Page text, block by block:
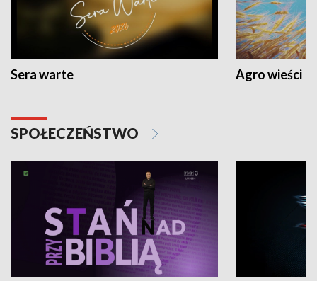
Sera warte Agro wieści
SPOŁECZEŃSTWO